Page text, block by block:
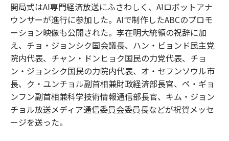
開局式はAI専門経済放送にふさわしく、AIロボットアナ
ウンサーが進行に参加した。AIで制作したABCのプロモ
ーション映像も公開された。李在明大統領の祝辞に加
え、チョ・ジョンシク国会議長、ハン・ビョンド民主党
院内代表、チャン・ドンヒョク国民の力党代表、チョ
ン・ジョンシク国民の力院内代表、オ・セフンソウル市
長、ク・ユンチョル副首相兼財政経済部長官、ペ・ギョ
ンフン副首相兼科学技術情報通信部長官、キム・ジョン
チョル放送メディア通信委員会委員長などが祝賀メッセ
ージを送った。